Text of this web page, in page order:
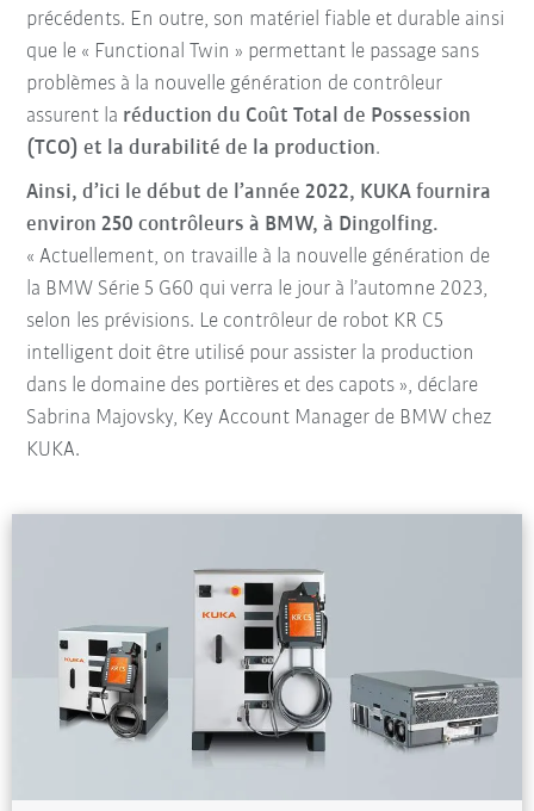
précédents. En outre, son matériel fiable et durable ainsi
que le « Functional Twin » permettant le passage sans
problèmes à la nouvelle génération de contrôleur
assurent la réduction du Coût Total de Possession
(TCO) et la durabilité de la production.
Ainsi, d’ici le début de l’année 2022, KUKA fournira
environ 250 contrôleurs à BMW, à Dingolfing.
« Actuellement, on travaille à la nouvelle génération de
la BMW Série 5 G60 qui verra le jour à l’automne 2023,
selon les prévisions. Le contrôleur de robot KR C5
intelligent doit être utilisé pour assister la production
dans le domaine des portières et des capots », déclare
Sabrina Majovsky, Key Account Manager de BMW chez
KUKA.